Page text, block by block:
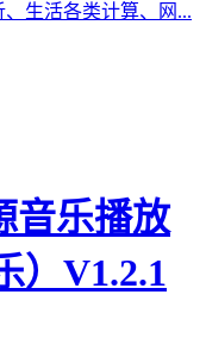
生活各类计算、网...
音乐播放
）V1.2.1